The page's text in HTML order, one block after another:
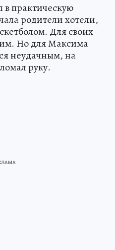
практическую
родители хотели,
Для своих
Но для Максима
неудачным, на
руку.